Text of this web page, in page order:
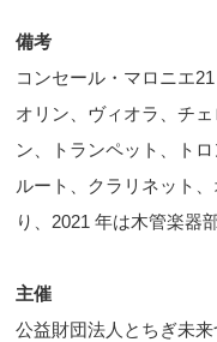
備考
コンセール・マロニエ
オリン、ヴィオラ、チ
ン、トランペット、ト
ルート、クラリネット
り、2021 年は木管楽器
主催
公益財団法人とちぎ未